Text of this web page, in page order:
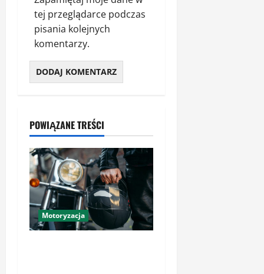
tej przeglądarce podczas
pisania kolejnych
komentarzy.
POWIĄZANE TREŚCI
Motoryzacja